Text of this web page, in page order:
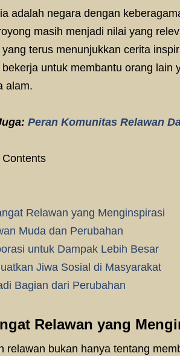
adalah negara dengan
masih menjadi nilai yang
yang terus menunjukkan cerita
bekerja untuk membantu orang
alam.
Peran Komunitas Relawan
Contents
Relawan yang Menginspirasi
Muda dan Perubahan
untuk Dampak Lebih Besar
Jiwa Sosial di Masyarakat
Bagian dari Perubahan
Relawan yang
relawan bukan hanya tentang